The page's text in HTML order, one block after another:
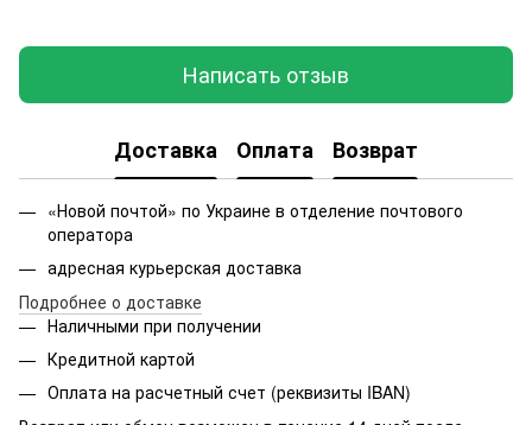
Написать отзыв
Доставка Оплата Возврат
«Новой почтой» по Украине в отделение почтового
оператора
адресная курьерская доставка
Подробнее о доставке
Наличными при получении
Кредитной картой
Оплата на расчетный счет (реквизиты IBAN)